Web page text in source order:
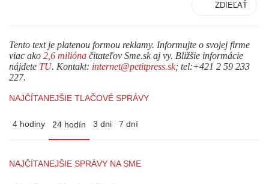
ZDIEĽAŤ
Tento text je platenou formou reklamy. Informujte o svojej firme
viac ako 2,6 milióna čitateľov Sme.sk aj vy. Bližšie informácie
nájdete TU. Kontakt: internet@petitpress.sk; tel:+421 2 59 233
227.
NAJČÍTANEJŠIE TLAČOVÉ SPRÁVY
4 hodiny 24 hodín 3 dni 7 dní
NAJČÍTANEJŠIE SPRÁVY NA SME